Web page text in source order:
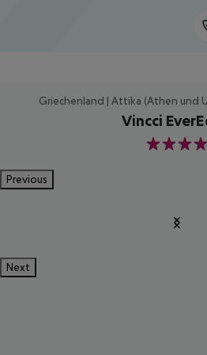
Griechenland | Attika (Athen und
Vincci
4
Previous
Next